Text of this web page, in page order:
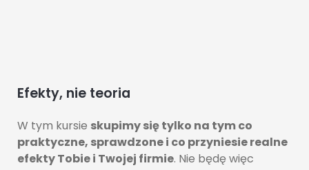
Efekty, nie teoria
W tym kursie skupimy się tylko na tym co
praktyczne, sprawdzone i co przyniesie realne
efekty Tobie i Twojej firmie. Nie będę więc